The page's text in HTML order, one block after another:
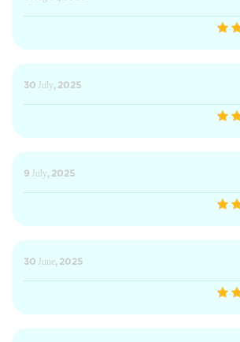
30 July, 2025
9 July, 2025
30 June, 2025